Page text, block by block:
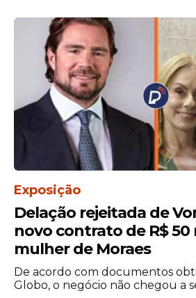
Exposição
Delação rejeitada de
novo contrato de R$
mulher de Moraes
De acordo com documentos
Globo, o negócio não chegou a